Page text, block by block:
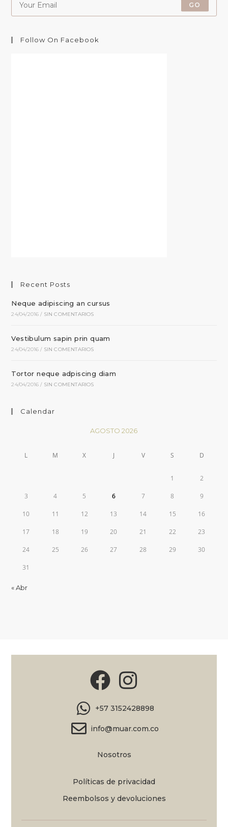
GO
Follow On Facebook
Recent Posts
Neque adipiscing an cursus
24/04/2016 / SIN COMENTARIOS
Vestibulum sapin prin quam
24/04/2016 / SIN COMENTARIOS
Tortor neque adpiscing diam
24/04/2016 / SIN COMENTARIOS
Calendar
AGOSTO 2026
L M X J V S D
1 2
3 4 5 6 7 8 9
10 11 12 13 14 15 16
17 18 19 20 21 22 23
24 25 26 27 28 29 30
31
« Abr
+57 3152428898
info@muar.com.co
Nosotros
Políticas de privacidad
Reembolsos y devoluciones